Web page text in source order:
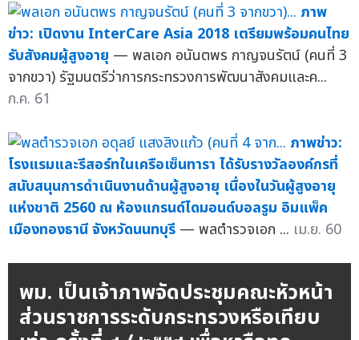
ภาพ
ข่าว: เปิดงาน InterCare Asia 2018 เตรียมพร้อมคนไทย
รับสังคมผู้สูงอายุ — พลเอก อนันตพร กาญจนรัตน์ (คนที่ 3
จากขวา) รัฐมนตรีว่าการกระทรวงการพัฒนาสังคมและค...
ก.ค. 61
ภาพข่าว:
โรงแรมและรีสอร์ทในเครือเซ็นทารา ได้รับรางวัลองค์กรที่
สนับสนุนการดำเนินงานด้านผู้สูงอายุ เนื่องในวันผู้สูงอายุ
แห่งชาติ 2560 ณ ห้องแกรนด์ไดมอนด์บอลรูม อิมแพ็ค
เมืองทองธานี จังหวัดนนทบุรี — พลตำรวจเอก ... เม.ย. 60
พม. เป็นเจ้าภาพจัดประชุมคณะหัวหน้า
ส่วนราชการระดับกระทรวงหรือเทียบ